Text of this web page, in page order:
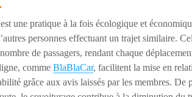
une pratique à la fois écologique et
personnes effectuant un trajet similaire.
de passagers, rendant chaque
comme BlaBlaCar, facilitent la mise en
grâce aux avis laissés par les membres. De